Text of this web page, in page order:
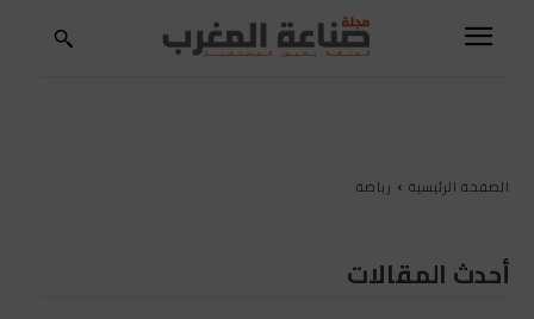
الصفحة الرئيسية رياضة
أحدث المقالات